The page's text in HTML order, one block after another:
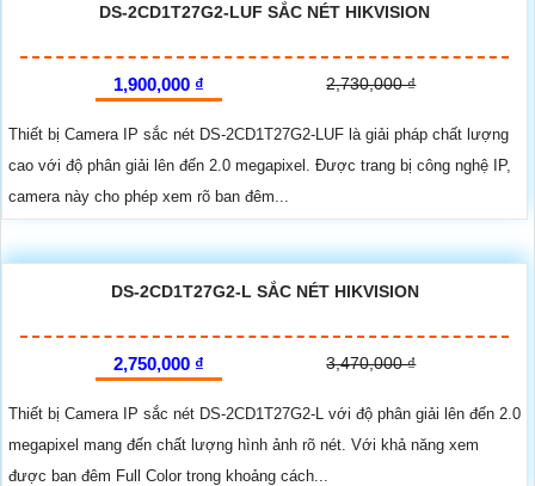
DS-2CD1T27G2-LUF SẮC NÉT HIKVISION
1,900,000 ₫ 2,730,000 ₫
Thiết bị Camera IP sắc nét DS-2CD1T27G2-LUF là giải pháp chất lượng
cao với độ phân giải lên đến 2.0 megapixel. Được trang bị công nghệ IP,
camera này cho phép xem rõ ban đêm...
DS-2CD1T27G2-L SẮC NÉT HIKVISION
2,750,000 ₫ 3,470,000 ₫
Thiết bị Camera IP sắc nét DS-2CD1T27G2-L với độ phân giải lên đến 2.0
megapixel mang đến chất lượng hình ảnh rõ nét. Với khả năng xem
được ban đêm Full Color trong khoảng cách...